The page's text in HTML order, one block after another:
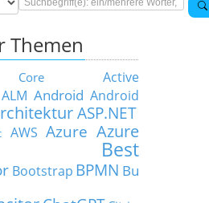
Themen
Active
ALM Android Android
ASP.NET
AWS Azure Azure
Best
Bootstrap BPMN Bu